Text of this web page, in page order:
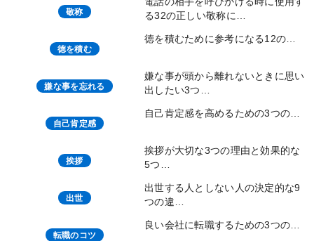
敬称
る32の正しい敬称に…
徳を積む
徳を積むために参考になる12の…
嫌な事を忘れる
嫌な事が頭から離れないときに思い
出したい3つ…
自己肯定感
自己肯定感を高めるための3つの…
挨拶
挨拶が大切な3つの理由と効果的な
5つ…
出世
出世する人としない人の決定的な9
つの違…
転職のコツ
良い会社に転職するための3つの…